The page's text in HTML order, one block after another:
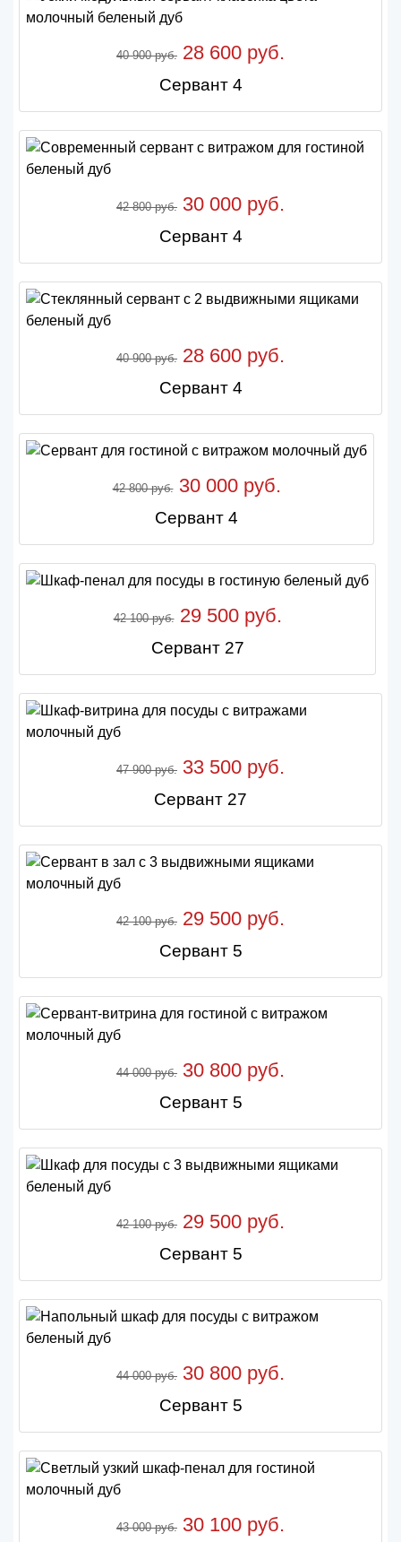
40 900 руб. 28 600 руб.
Сервант 4
42 800 руб. 30 000 руб.
Сервант 4
40 900 руб. 28 600 руб.
Сервант 4
42 800 руб.30 000 руб.
Сервант 4
42 100 руб.29 500 руб.
Сервант 27
47 900 руб. 33 500 руб.
Сервант 27
42 100 руб. 29 500 руб.
Сервант 5
44 000 руб. 30 800 руб.
Сервант 5
42 100 руб. 29 500 руб.
Сервант 5
44 000 руб. 30 800 руб.
Сервант 5
43 000 руб. 30 100 руб.